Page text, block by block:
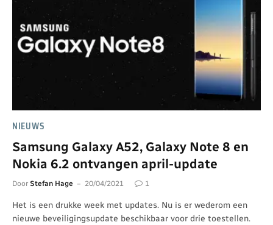
NIEUWS
Samsung Galaxy A52, Galaxy Note 8 en
Nokia 6.2 ontvangen april-update
Door Stefan Hage 20/04/2021 1
Het is een drukke week met updates. Nu is er wederom een
nieuwe beveiligingsupdate beschikbaar voor drie toestellen.